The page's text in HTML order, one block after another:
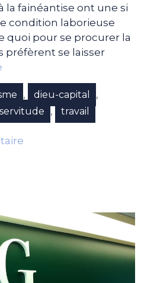
la fainéantise ont une si
condition laborieuse
quoi pour se procurer la
préfèrent se laisser
, dieu-capital ,
servitude , travail